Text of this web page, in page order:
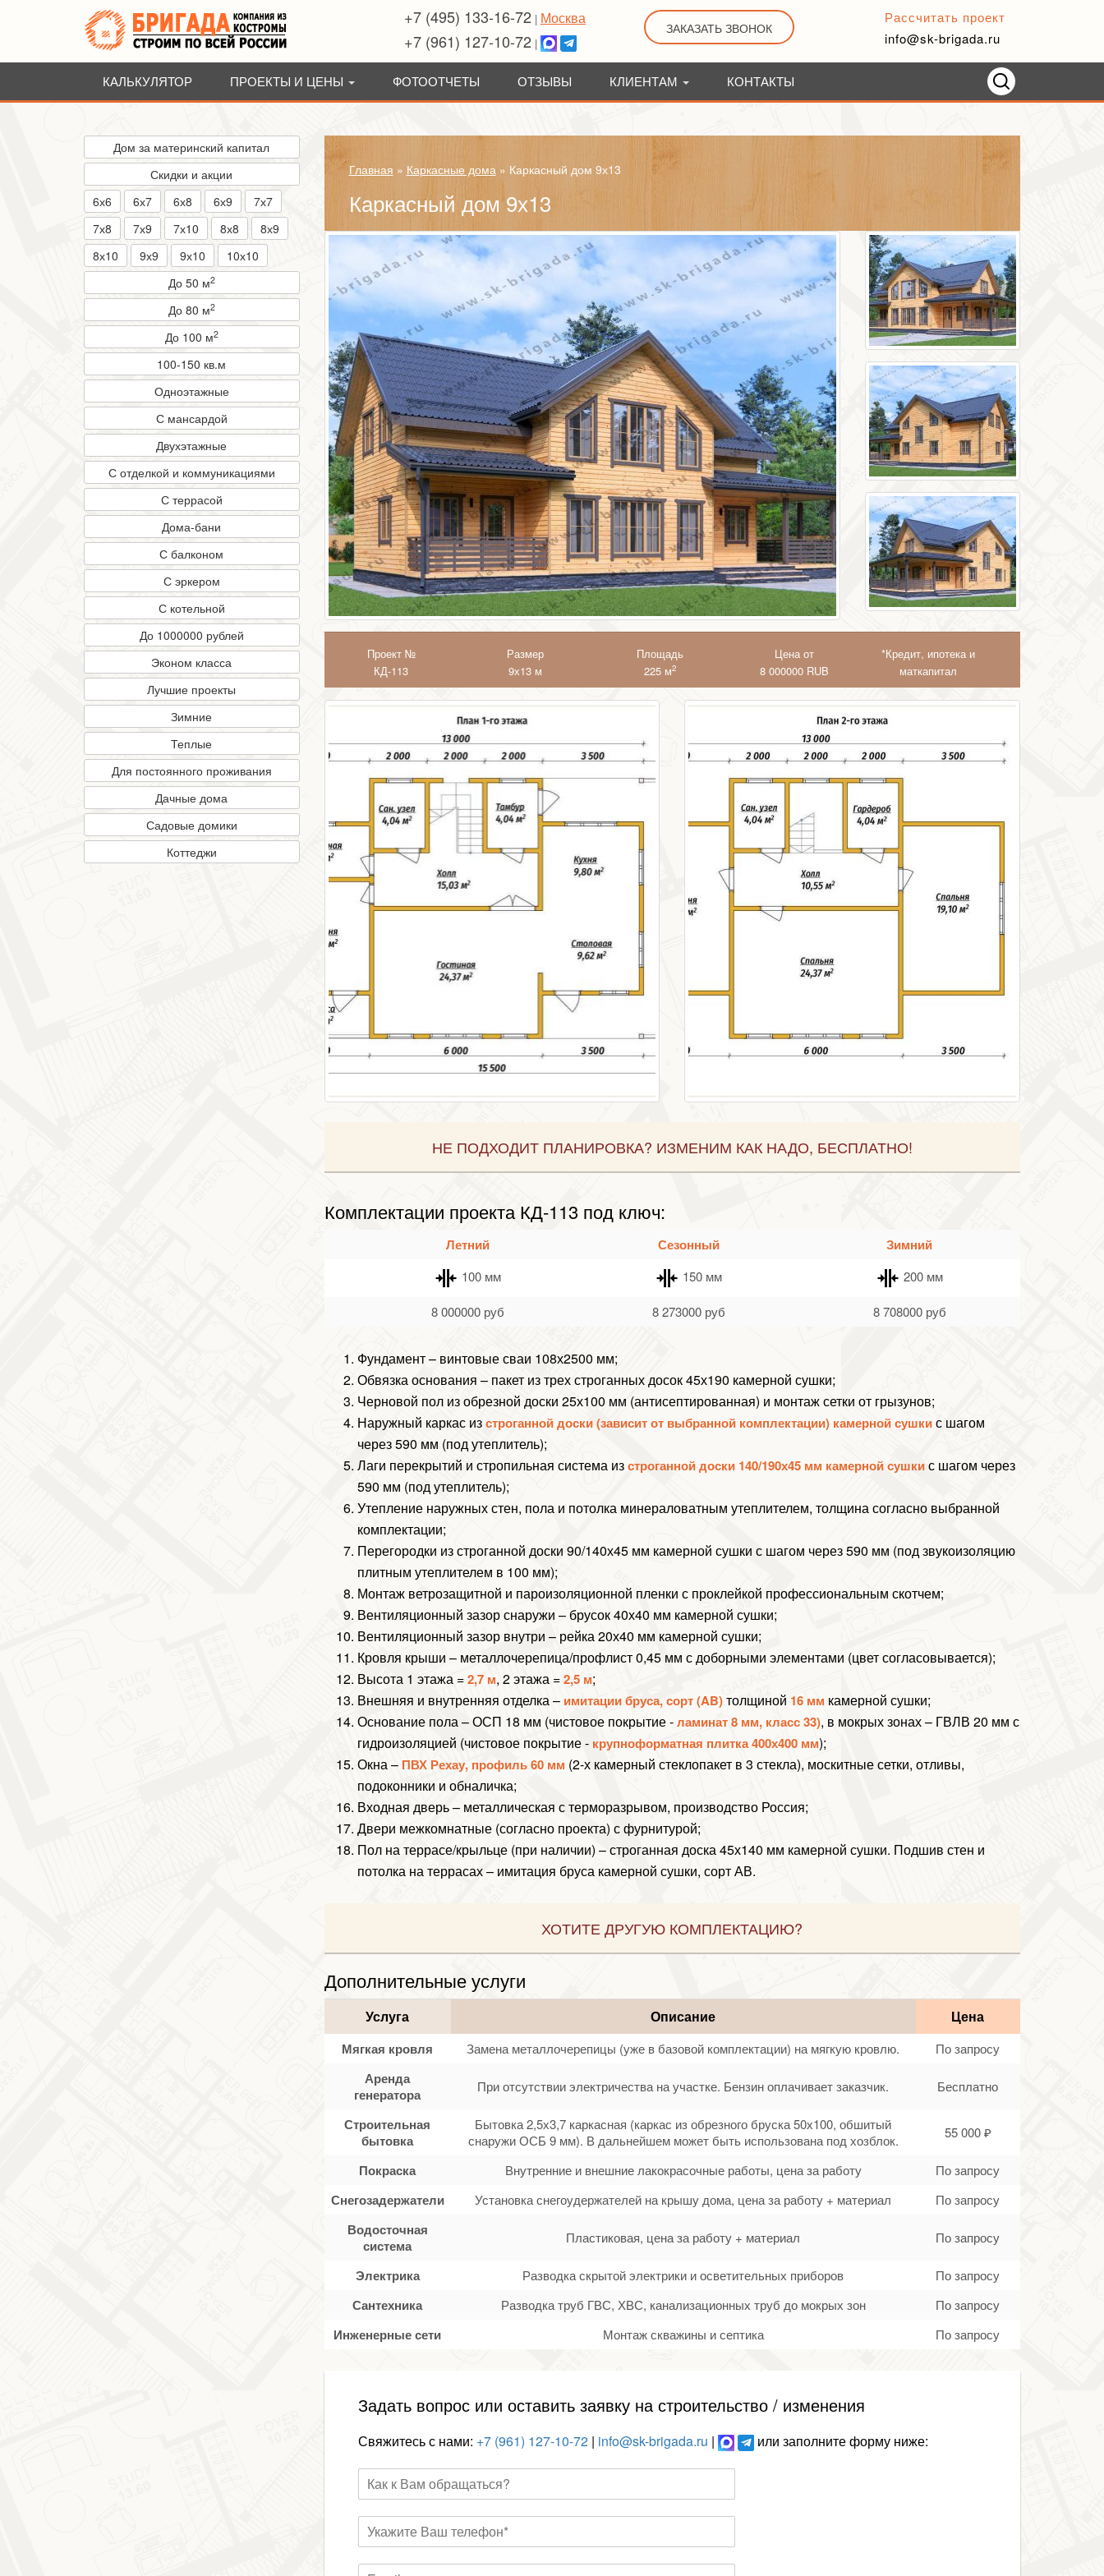
+7 (495) 133-16-72 | Москва
+7 (961) 127-10-72 |
ЗАКАЗАТЬ ЗВОНОК
Рассчитать проект
info@sk-brigada.ru
КАЛЬКУЛЯТОР ПРОЕКТЫ И ЦЕНЫ ФОТООТЧЕТЫ ОТЗЫВЫ КЛИЕНТАМ КОНТАКТЫ
Главная » Каркасные дома» Каркасный дом 9х13
Каркасный дом 9х13
Проект №
КД-113
Размер
9х13 м
Площадь
225 м2
Цена от
8 000000 RUB
*Кредит, ипотека и
маткапитал
НЕ ПОДХОДИТ ПЛАНИРОВКА? ИЗМЕНИМ КАК НАДО, БЕСПЛАТНО!
Комплектации проекта КД-113 под ключ:
Летний Сезонный Зимний
100 мм 150 мм 200 мм
8 000000 руб 8 273000 руб 8 708000 руб
Фундамент – винтовые сваи 108х2500 мм;
Обвязка основания – пакет из трех строганных досок 45х190 камерной сушки;
Черновой пол из обрезной доски 25х100 мм (антисептированная) и монтажсетки от грызунов;
Наружный каркас изстроганной доски (зависит от выбранной комплектации) камерной сушкис шагом
через 590 мм (под утеплитель);
Лаги перекрытий и стропильная система изстроганной доски 140/190х45 мм камерной сушкис шагом через
590 мм (под утеплитель);
Утепление наружных стен, пола и потолка минераловатным утеплителем, толщина согласно выбранной
комплектации;
Перегородки из строганной доски 90/140х45 мм камерной сушки с шагом через 590 мм (под звукоизоляцию
плитным утеплителем в 100 мм);
Монтаж ветрозащитной и пароизоляционной пленки с проклейкой профессиональным скотчем;
Вентиляционный зазор снаружи – брусок 40х40 мм камерной сушки;
Вентиляционный зазор внутри – рейка 20х40 мм камерной сушки;
Кровля крыши – металлочерепица/профлист 0,45 мм с доборными элементами (цвет согласовывается);
Высота 1 этажа =2,7 м, 2 этажа =2,5 м;
Внешняя и внутренняя отделка – имитации бруса, сорт (AB)толщиной 16 мм камерной сушки;
Основание пола – ОСП 18 мм (чистовое покрытие -ламинат 8 мм, класс 33), в мокрых зонах – ГВЛВ 20 мм с
гидроизоляцией (чистовое покрытие - крупноформатная плитка 400х400 мм);
Окна – ПВХ Рехау, профиль 60 мм (2-х камерный стеклопакет в 3 стекла), москитные сетки, отливы,
подоконники и обналичка;
Входная дверь – металлическая с терморазрывом, производство Россия;
Двери межкомнатные (согласно проекта) с фурнитурой;
Пол на террасе/крыльце (при наличии) – строганная доска 45х140 мм камерной сушки. Подшив стен и
потолка на террасах – имитация бруса камерной сушки, сорт АВ.
ХОТИТЕ ДРУГУЮ КОМПЛЕКТАЦИЮ?
Дополнительные услуги
Услуга Описание Цена
Мягкая кровля Замена металлочерепицы (уже в базовой комплектации) на мягкую кровлю. По запросу
Аренда
генератора
При отсутствии электричества на участке. Бензин оплачивает заказчик. Бесплатно
Строительная
бытовка
Бытовка 2,5х3,7 каркасная (каркас из обрезного бруска 50х100, обшитый
снаружи ОСБ 9 мм). В дальнейшем может быть использована под хозблок.
55 000 ₽
Покраска Внутренние и внешние лакокрасочные работы, цена за работу По запросу
Снегозадержатели Установка снегоудержателей на крышу дома, цена за работу + материал По запросу
Водосточная
система
Пластиковая, цена за работу + материал По запросу
Электрика Разводка скрытой электрики и осветительных приборов По запросу
Сантехника Разводка труб ГВС, ХВС, канализационных труб до мокрых зон По запросу
Инженерные сети Монтаж скважины и септика По запросу
Задать вопрос или оставить заявку на строительство / изменения
Свяжитесь с нами: +7 (961) 127-10-72| info@sk-brigada.ru | или заполните форму ниже:
Дом за материнский капитал
Скидки и акции
6х6
6х7 6х8 6х9
7х7
7х8
7х9 7х10 8х8
8х9
8х10
9х9 9х10
10х10
До 50 м2
До 80 м2
До 100 м2
100-150 кв.м
Одноэтажные
С мансардой
Двухэтажные
С отделкой и коммуникациями
С террасой
Дома-бани
С балконом
С эркером
С котельной
До 1000000 рублей
Эконом класса
Лучшие проекты
Зимние
Теплые
Для постоянного проживания
Дачные дома
Садовые домики
Коттеджи